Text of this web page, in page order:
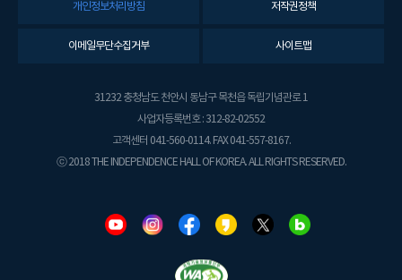
개인정보처리방침 저작권정책
이메일무단수집거부 사이트맵
31232 충청남도 천안시 동남구 목천읍 독립기념관로 1
사업자등록번호 : 312-82-02552
고객센터 041-560-0114. FAX 041-557-8167.
ⓒ 2018 THE INDEPENDENCE HALL OF KOREA. ALL RIGHTS RESERVED.